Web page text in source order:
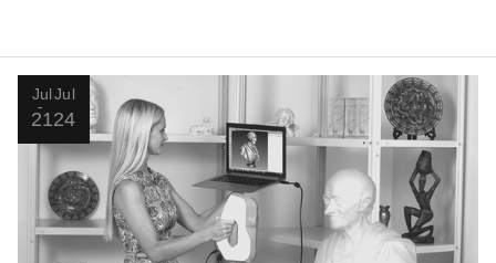
Jul
21
Jul
24